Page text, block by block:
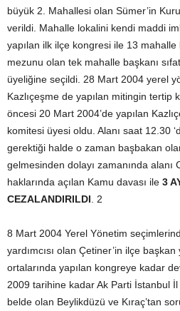
büyük 2. Mahallesi olan Sümer’in
verildi. Mahalle lokalini kendi maddi
yapılan ilk ilçe kongresi ile 13
mezunu olan tek mahalle başkanı
üyeliğine seçildi. 28 Mart 2004 yerel
Kazlıçeşme de yapılan mitingin tertip
öncesi 20 Mart 2004’de yapılan
komitesi üyesi oldu. Alanı saat 12.30
gerektiği halde o zaman başbakan
gelmesinden dolayı zamanında
haklarında açılan Kamu davası ile 3
CEZALANDIRILDI . 2
8 Mart 2004 Yerel Yönetim
yardımcısı olan Çetiner’in ilçe başkan
ortalarında yapılan kongreye kadar
2009 tarihine kadar Ak Parti İstanbul İl
belde olan Beylikdüzü ve Kıraç’tan